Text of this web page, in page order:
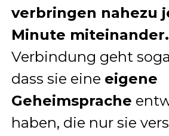
verbringen nahezu
Minute miteinander.
Verbindung geht
dass sie eine eigene
Geheimsprache
haben, die nur sie